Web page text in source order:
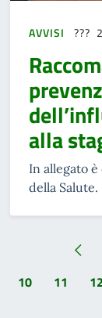
AVVISI
alla
In allegato
della Salute.
10
11 12